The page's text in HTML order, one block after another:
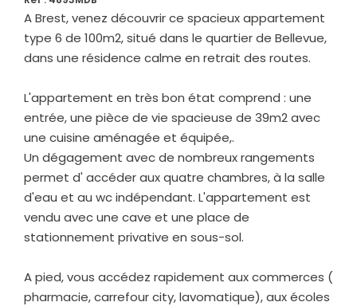
A Brest, venez découvrir ce spacieux appartement
type 6 de 100m2, situé dans le quartier de Bellevue,
dans une résidence calme en retrait des routes.
L'appartement en très bon état comprend : une
entrée, une pièce de vie spacieuse de 39m2 avec
une cuisine aménagée et équipée,.
Un dégagement avec de nombreux rangements
permet d' accéder aux quatre chambres, à la salle
d'eau et au wc indépendant. L'appartement est
vendu avec une cave et une place de
stationnement privative en sous-sol.
A pied, vous accédez rapidement aux commerces (
pharmacie, carrefour city, lavomatique), aux écoles